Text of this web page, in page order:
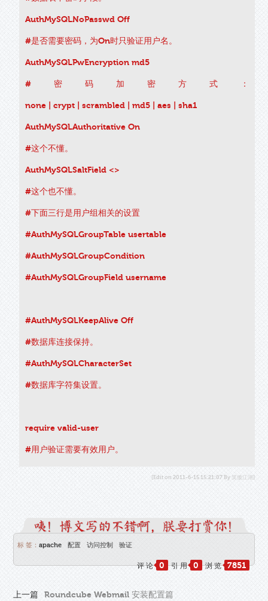
AuthMySQLNoPasswd Off
#是否需要密码，为On时只验证用户名。
AuthMySQLPwEncryption md5
#密码加密方式：
none | crypt | scrambled | md5 | aes | sha1
AuthMySQLAuthoritative On
#这个不懂。
AuthMySQLSaltField <>
#这个也不懂。
#下面三行是用户组相关的设置
#AuthMySQLGroupTable usertable
#AuthMySQLGroupCondition
#AuthMySQLGroupField username
#AuthMySQLKeepAlive Off
#数据库连接保持。
#AuthMySQLCharacterSet
#数据库字符集设置。
require valid-user
#用户验证需要有效用户。
[Edit on 2011-6-15 15:21:07 By 笑傲江湖]
标 签：apache 配置 访问控制 验证
评 论 0 引 用 0 浏 览 7851
上一篇 Roundcube Webmail 安装配置篇